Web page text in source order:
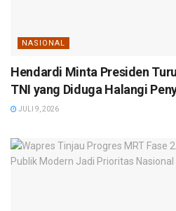
NASIONAL
Hendardi Minta Presiden
TNI yang Diduga Halangi
JULI 9, 2026